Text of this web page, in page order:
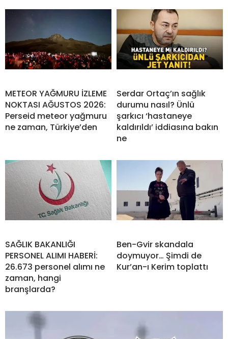
METEOR YAĞMURU İZLEME
NOKTASI AĞUSTOS 2026:
Perseid meteor yağmuru
ne zaman, Türkiye’den
Serdar Ortaç’ın sağlık
durumu nasıl? Ünlü
şarkıcı ‘hastaneye
kaldırıldı’ iddiasına bakın
ne
SAĞLIK BAKANLIĞI
PERSONEL ALIMI HABERİ:
26.673 personel alımı ne
zaman, hangi
branşlarda?
Ben-Gvir skandala
doymuyor… Şimdi de
Kur’an-ı Kerim toplattı